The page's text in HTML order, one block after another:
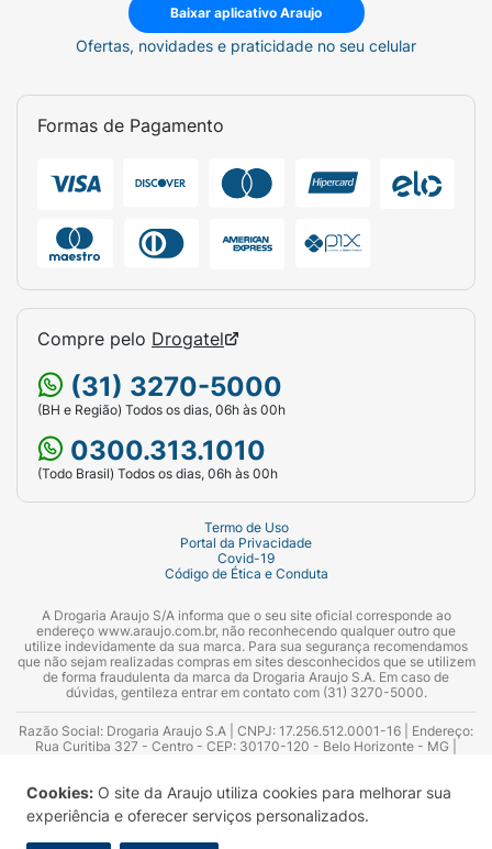
Cookies: O site da Araujo utiliza cookies para melhorar sua
experiência e oferecer serviços personalizados.
Baixar aplicativo Araujo
Ofertas, novidades e praticidade no seu celular
Formas de Pagamento
Compre pelo Drogatel
(31) 3270-5000
(BH e Região) Todos os dias, 06h às 00h
0300.313.1010
(Todo Brasil) Todos os dias, 06h às 00h
Termo de Uso
Portal da Privacidade
Covid-19
Código de Ética e Conduta
A Drogaria Araujo S/A informa que o seu site oficial corresponde ao
endereço www.araujo.com.br, não reconhecendo qualquer outro que
utilize indevidamente da sua marca. Para sua segurança recomendamos
que não sejam realizadas compras em sites desconhecidos que se utilizem
de forma fraudulenta da marca da Drogaria Araujo S.A. Em caso de
dúvidas, gentileza entrar em contato com (31) 3270-5000.
Razão Social: Drogaria Araujo S.A | CNPJ: 17.256.512.0001-16 | Endereço:
Rua Curitiba 327 - Centro - CEP: 30170-120 - Belo Horizonte - MG |
Azevedo Guimarães – CRF 10.965 | Yasmin Silva Alvarenga – CRF 52.584 -
Consultor substituto: Thiago Aguiar Pinheiro - CRF Nº 13.748. Alvará
Sanitário: 2025020713 | Autorização de Funcionamento da Empresa (AFE):